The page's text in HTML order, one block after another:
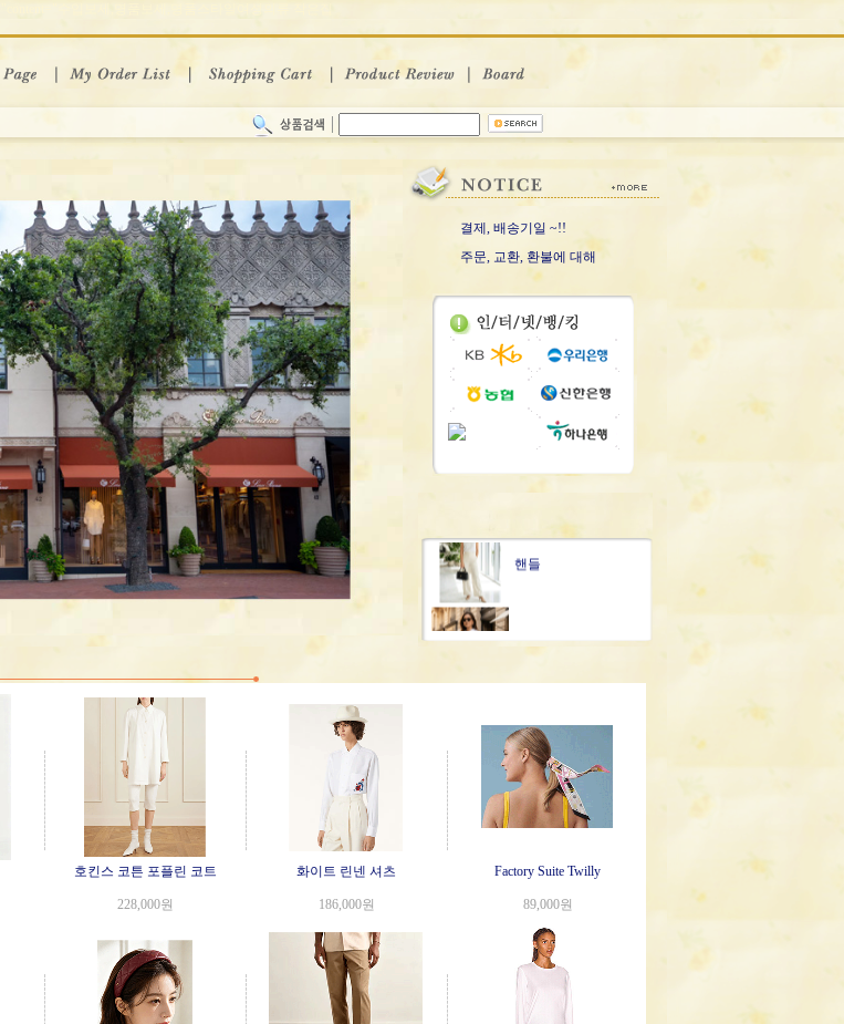
결제, 배송기일 ~!!
주문, 교환, 환불에 대해
스크리너 GG 캔버스
핸들
25S Hobo
캐리올
22 Bag
호킨스 코튼 포플린 코트
228,000원
화이트 린넨 셔츠
186,000원
Factory Suite Twilly
89,000원